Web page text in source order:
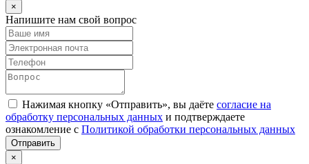
×
Напишите нам свой вопрос
Нажимая кнопку «Отправить», вы даёте согласие на
обработку персональных данных и подтверждаете
ознакомление с Политикой обработки персональных данных
×